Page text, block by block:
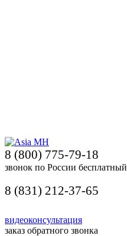
8 (800) 775-79-18
звонок по России бесплатный
8 (831) 212-37-65
видеоконсультация
заказ обратного звонка